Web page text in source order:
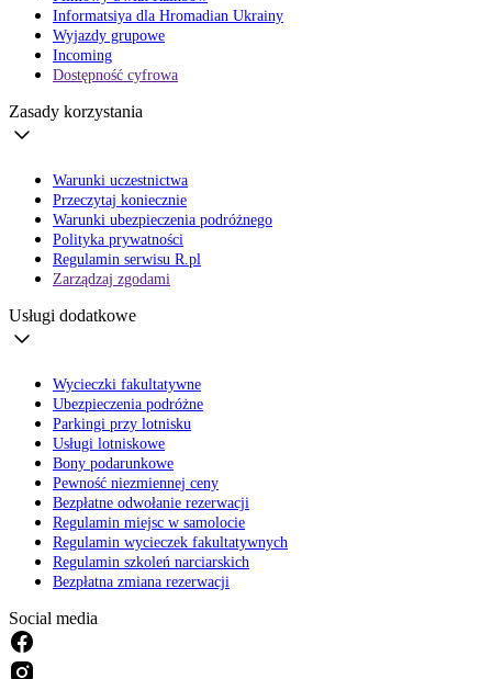
Informatsiya dla Hromadian Ukrainy
Wyjazdy grupowe
Incoming
Dostępność cyfrowa
Zasady korzystania
Warunki uczestnictwa
Przeczytaj koniecznie
Warunki ubezpieczenia podróżnego
Polityka prywatności
Regulamin serwisu R.pl
Zarządzaj zgodami
Usługi dodatkowe
Wycieczki fakultatywne
Ubezpieczenia podróżne
Parkingi przy lotnisku
Usługi lotniskowe
Bony podarunkowe
Pewność niezmiennej ceny
Bezpłatne odwołanie rezerwacji
Regulamin miejsc w samolocie
Regulamin wycieczek fakultatywnych
Regulamin szkoleń narciarskich
Bezpłatna zmiana rezerwacji
Social media